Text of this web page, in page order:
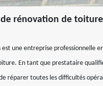
rénovation de
est une entreprise professionnelle
En tant que prestataire
réparer toutes les difficultés